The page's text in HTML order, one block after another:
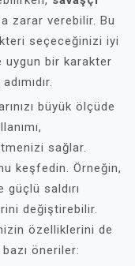
zarar verebilir. Bu
seçeceğinizi iyi
uygun bir karakter
büyük ölçüde
sağlar.
keşfedin. Örneğin,
saldırı
değiştirebilir.
özelliklerini de
öneriler: